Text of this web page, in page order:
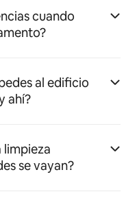
cuando
al edificio
ahí?
limpieza
se vayan?